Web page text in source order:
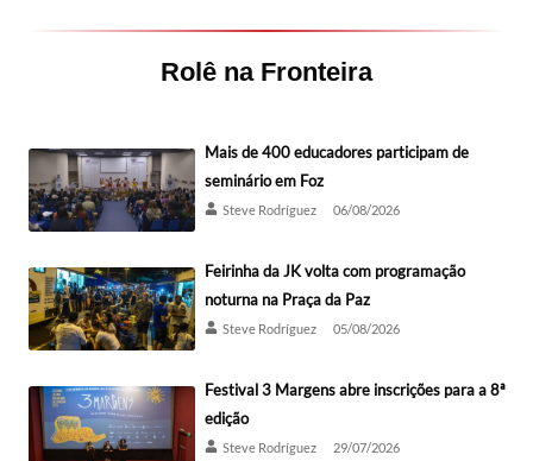
Rolê na Fronteira
Mais de 400 educadores participam de
seminário em Foz
Steve Rodríguez 06/08/2026
Feirinha da JK volta com programação
noturna na Praça da Paz
Steve Rodríguez 05/08/2026
Festival 3 Margens abre inscrições para a 8ª
edição
Steve Rodríguez 29/07/2026